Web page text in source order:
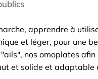
apprendre à
et léger, pour une
nos omoplates
et solide et adaptable